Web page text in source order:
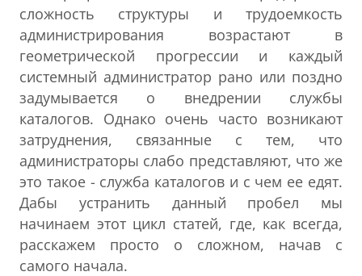
сложность структуры и трудоемкость
администрирования возрастают в
геометрической прогрессии и каждый
системный администратор рано или поздно
задумывается о внедрении службы
каталогов. Однако очень часто возникают
затруднения, связанные с тем, что
администраторы слабо представляют, что же
это такое - служба каталогов и с чем ее едят.
Дабы устранить данный пробел мы
начинаем этот цикл статей, где, как всегда,
расскажем просто о сложном, начав с
самого начала.